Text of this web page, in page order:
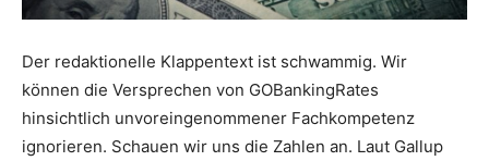
Der redaktionelle Klappentext ist schwammig. Wir
können die Versprechen von GOBankingRates
hinsichtlich unvoreingenommener Fachkompetenz
ignorieren. Schauen wir uns die Zahlen an. Laut Gallup